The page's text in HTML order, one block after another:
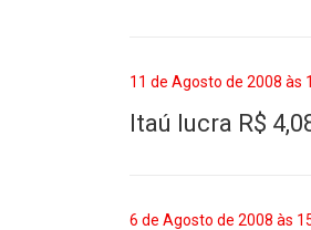
11 de Agosto de 2008 às
Itaú lucra R$
6 de Agosto de 2008 às